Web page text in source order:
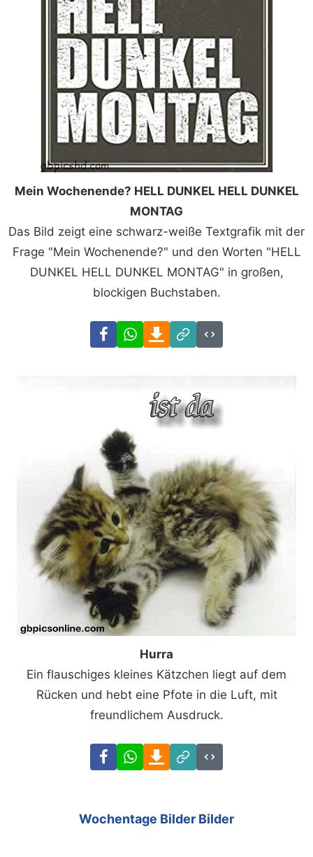
Mein Wochenende? HELL DUNKEL HELL DUNKEL
MONTAG
Das Bild zeigt eine schwarz-weiße Textgrafik mit der
Frage "Mein Wochenende?" und den Worten "HELL
DUNKEL HELL DUNKEL MONTAG" in großen,
blockigen Buchstaben.
FacebookWhatsAppDownload
Link
Code
Hurra
Ein flauschiges kleines Kätzchen liegt auf dem
Rücken und hebt eine Pfote in die Luft, mit
freundlichem Ausdruck.
FacebookWhatsAppDownload
Link
Code
Wochentage Bilder Bilder